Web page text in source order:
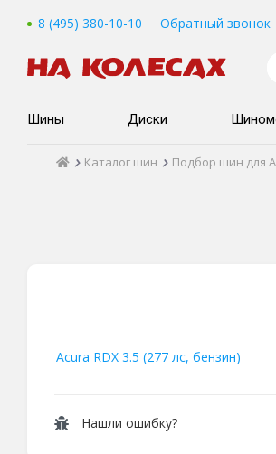
8 (495) 380-10-10 Обратный звонок
Шины Диски
Каталог шин Подбор шин для
Acura RDX 3.5 (277 лс, бензин)
Нашли ошибку?